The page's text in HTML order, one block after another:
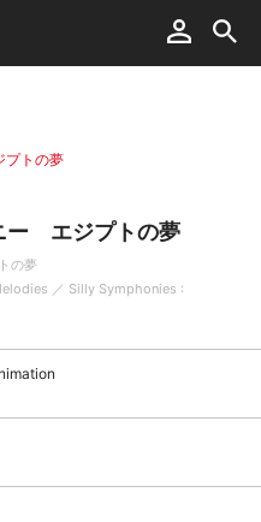
プトの夢
ー エジプトの夢
の夢
／ Silly Symphonies :